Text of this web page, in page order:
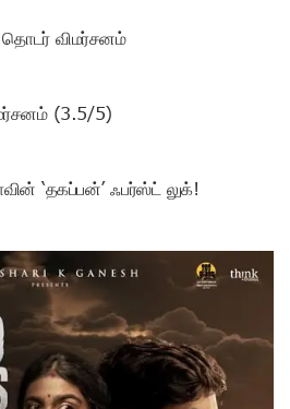
விமர்சனம்
(3.5/5)
‘தகப்பன்’ ஃபர்ஸ்ட் லுக்!